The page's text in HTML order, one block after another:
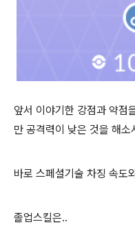
앞서 이야기한 강점과 약점
만 공격력이 낮은 것을 해
바로 스페셜기술 차징 속도
졸업스킬은..